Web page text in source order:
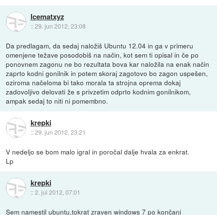
Icematxyz
::29. jun 2012, 23:08
Da predlagam, da sedaj naložiš Ubuntu 12.04 in ga v primeru
omenjene težave posodobiš na način, kot sem ti opisal in če po
ponovnem zagonu ne bo rezultata bova kar naložila na enak način
zaprto kodni gonilnik in potem skoraj zagotovo bo zagon uspešen,
oziroma načeloma bi tako morala ta strojna oprema dokaj
zadovoljivo delovati že s privzetim odprto kodnim gonilnikom,
ampak sedaj to niti ni pomembno.
krepki
::29. jun 2012, 23:21
V nedeljo se bom malo igral in poročal dalje hvala za enkrat.
Lp
krepki
::2. jul 2012, 07:01
Sem namestil ubuntu,tokrat zraven windows 7 po končani